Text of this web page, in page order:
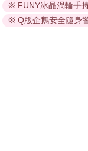
的閱讀軟體開啟
依據「消費者保
※ FUNY冰晶渦輪手
※ Q版企鵝安全隨身